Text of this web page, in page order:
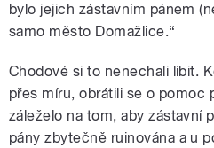
bylo jejich zástavním pánem
samo město Domažlice.“
Chodové si to nenechali líbit.
přes míru, obrátili se o pomoc
záleželo na tom, aby zástavní
pány zbytečně ruinována a u